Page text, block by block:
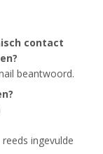
contact
beantwoord.
ingevulde